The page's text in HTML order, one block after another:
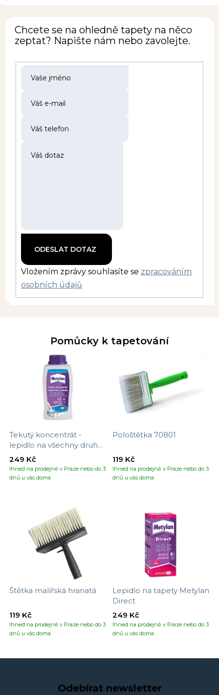
Chcete se na ohledně tapety na něco
zeptat? Napište nám nebo zavolejte.
Vložením zprávy souhlasíte se zpracováním
osobních údajů
Pomůcky k tapetování
Tekutý koncentrát -
lepidlo na všechny druhy
tapet
Ihned na prodejně v Praze nebo do 3
dnů u vás doma
249 Kč
Pološtětka 70801
Ihned na prodejně v Praze nebo do 3
dnů u vás doma
119 Kč
Štětka malířská hranatá
Ihned na prodejně v Praze nebo do 3
dnů u vás doma
119 Kč
Lepidlo na tapety Metylan
Direct
Ihned na prodejně v Praze nebo do 3
dnů u vás doma
249 Kč
Odebírat newsletter